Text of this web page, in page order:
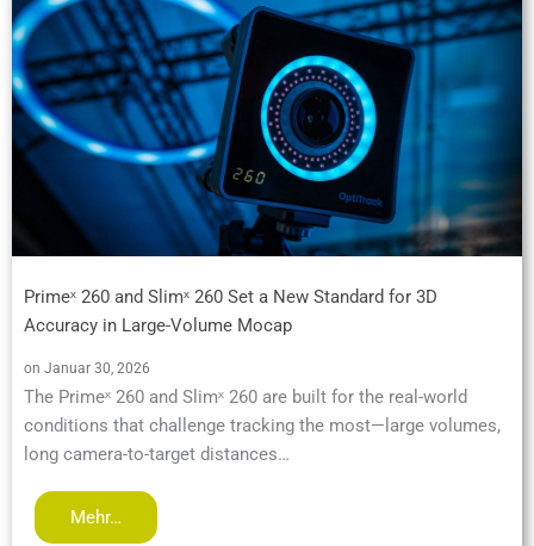
Primeˣ 260 and Slimˣ 260 Set a New Standard for 3D
Accuracy in Large-Volume Mocap
on Januar 30, 2026
The Primeˣ 260 and Slimˣ 260 are built for the real-world
conditions that challenge tracking the most—large volumes,
long camera-to-target distances…
Mehr…